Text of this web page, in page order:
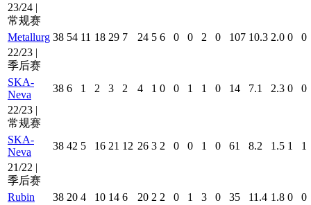
23/24 |
常规赛
Metallurg 38 54 11 18 29 7 24 5 6 0 0 2 0 107 10.3 2.0 0
0
22/23 |
季后赛
SKA-
Neva
38 6 1 2 3 2 4 1 0 0 1 1 0 14 7.1 2.3 0
0
22/23 |
常规赛
SKA-
Neva
38 42 5 16 21 12 26 3 2 0 0 1 0 61 8.2 1.5 1
1
21/22 |
季后赛
Rubin
38 20 4 10 14 6 20 2 2 0 1 3 0 35 11.4 1.8 0
0